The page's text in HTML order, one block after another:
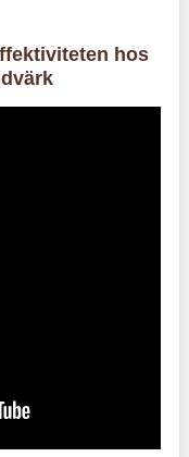
hos